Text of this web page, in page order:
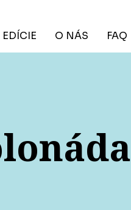
EDÍCIE O NÁS FAQ